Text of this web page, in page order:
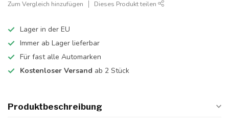
Zum Vergleich hinzufügen Dieses Produkt teilen
Lager in der EU
Immer ab Lager lieferbar
Für fast alle Automarken
Kostenloser Versand ab 2 Stück
Produktbeschreibung